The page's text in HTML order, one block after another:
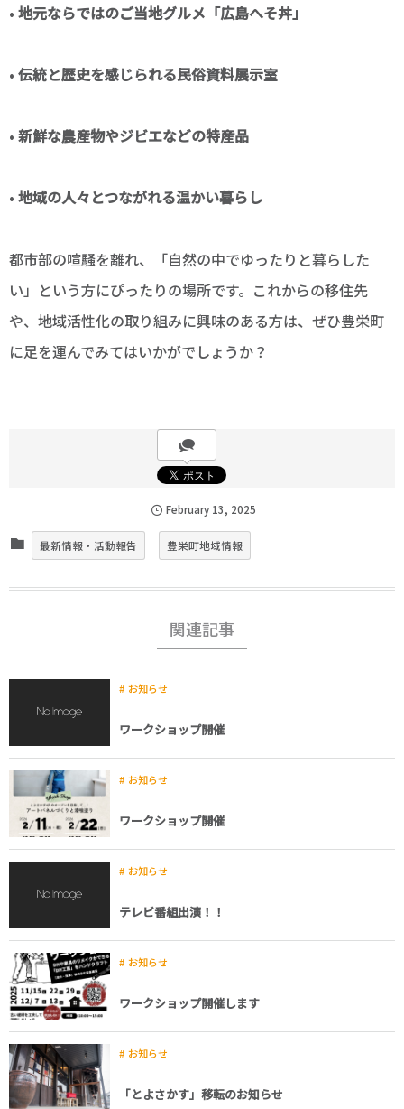
• 地元ならではのご当地グルメ「広島へそ丼」
• 伝統と歴史を感じられる民俗資料展示室
• 新鮮な農産物やジビエなどの特産品
• 地域の人々とつながれる温かい暮らし
都市部の喧騒を離れ、「自然の中でゆったりと暮らした
い」という方にぴったりの場所です。これからの移住先
や、地域活性化の取り組みに興味のある方は、ぜひ豊栄町
に足を運んでみてはいかがでしょうか？
February 13, 2025
最新情報・活動報告 豊栄町地域情報
関連記事
お知らせ
ワークショップ開催
お知らせ
ワークショップ開催
お知らせ
テレビ番組出演！！
お知らせ
ワークショップ開催します
お知らせ
「とよさかす」移転のお知らせ